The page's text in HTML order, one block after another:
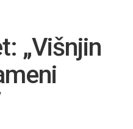
„Višnjin